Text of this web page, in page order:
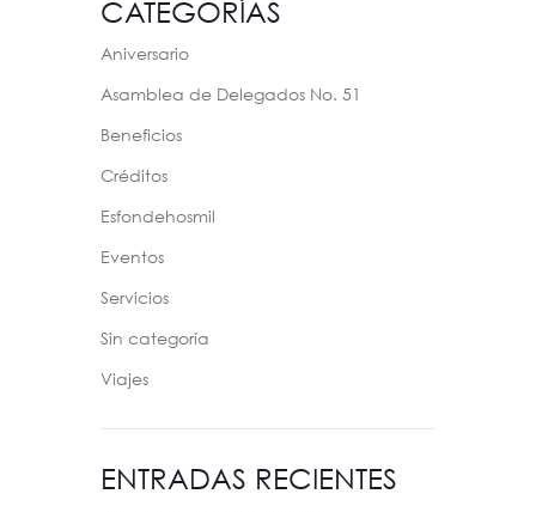
CATEGORÍAS
Aniversario
Asamblea de Delegados No. 51
Beneficios
Créditos
Esfondehosmil
Eventos
Servicios
Sin categoría
Viajes
ENTRADAS RECIENTES